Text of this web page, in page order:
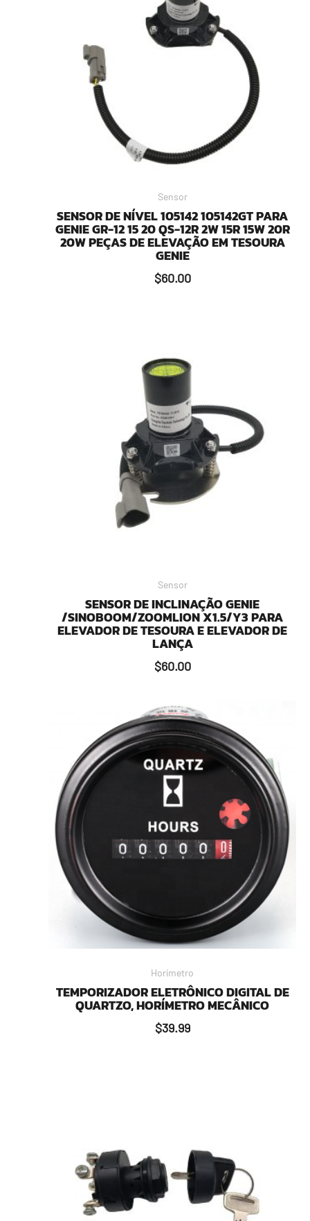
Sensor
SENSOR DE NÍVEL 105142 105142GT PARA
GENIE GR-12 15 20 QS-12R 2W 15R 15W 20R
20W PEÇAS DE ELEVAÇÃO EM TESOURA
GENIE
$60.00
Sensor
SENSOR DE INCLINAÇÃO GENIE
/SINOBOOM/ZOOMLION X1.5/Y3 PARA
ELEVADOR DE TESOURA E ELEVADOR DE
LANÇA
$60.00
Horímetro
TEMPORIZADOR ELETRÔNICO DIGITAL DE
QUARTZO, HORÍMETRO MECÂNICO
$39.99